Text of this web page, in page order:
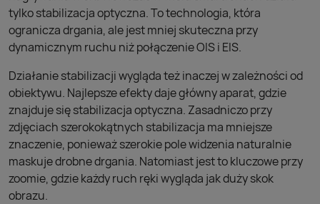
tylko stabilizacja optyczna. To technologia, która
ogranicza drgania, ale jest mniej skuteczna przy
dynamicznym ruchu niż połączenie OIS i EIS.
Działanie stabilizacji wygląda też inaczej w zależności od
obiektywu. Najlepsze efekty daje główny aparat, gdzie
znajduje się stabilizacja optyczna. Zasadniczo przy
zdjęciach szerokokątnych stabilizacja ma mniejsze
znaczenie, ponieważ szerokie pole widzenia naturalnie
maskuje drobne drgania. Natomiast jest to kluczowe przy
zoomie, gdzie każdy ruch ręki wygląda jak duży skok
obrazu.